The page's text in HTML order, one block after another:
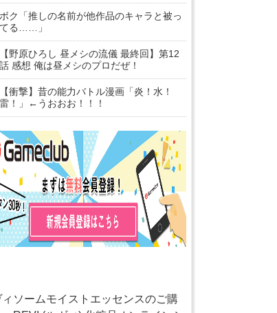
ボク「推しの名前が他作品のキャラと被っ
てる……」
【野原ひろし 昼メシの流儀 最終回】第12
話 感想 俺は昼メシのプロだぜ！
【衝撃】昔の能力バトル漫画「炎！水！
雷！」←うおおお！！！
ィソームモイストエッセンスのご購